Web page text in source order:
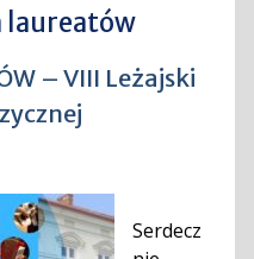
laureatów
– VIII Leżajski
Serdecz